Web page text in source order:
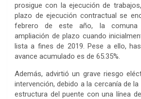
prosigue con la ejecución de
plazo de ejecución contractual se
febrero de este año, la
ampliación de plazo cuando
lista a fines de 2019. Pese a ello,
avance acumulado es de 65.35%.
Además, advirtió un grave riesgo
intervención, debido a la cercanía de
estructura del puente con una línea